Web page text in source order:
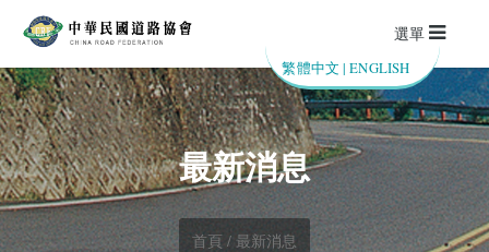
繁體中文 |ENGLISH
選單
最新消息
首頁 / 最新消息